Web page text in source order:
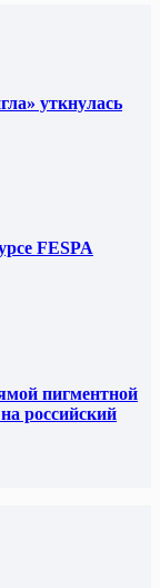
уткнулась
FESPA
пигментной
российский